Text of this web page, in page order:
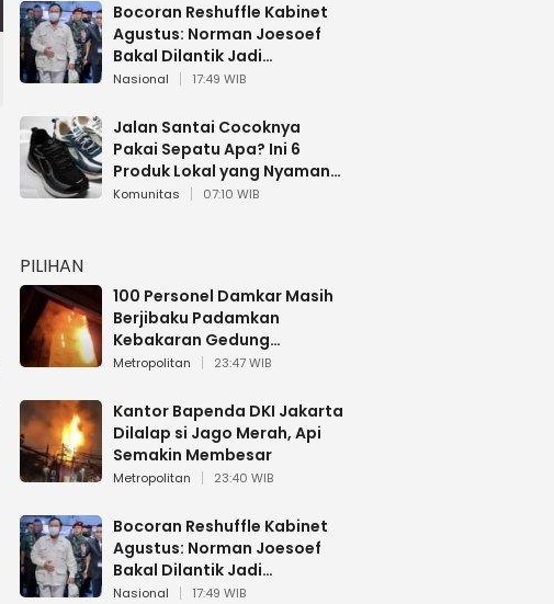
Bocoran Reshuffle Kabinet
Agustus: Norman Joesoef
Bakal Dilantik Jadi
Wamenhan RI
Nasional 17:49 WIB
Jalan Santai Cocoknya
Pakai Sepatu Apa? Ini 6
Produk Lokal yang Nyaman
Buat 17 Agustusan
Komunitas 07:10 WIB
PILIHAN
100 Personel Damkar Masih
Berjibaku Padamkan
Kebakaran Gedung
Bapenda DKI
Metropolitan 23:47 WIB
Kantor Bapenda DKI Jakarta
Dilalap si Jago Merah, Api
Semakin Membesar
Metropolitan 23:40 WIB
Bocoran Reshuffle Kabinet
Agustus: Norman Joesoef
Bakal Dilantik Jadi
Wamenhan RI
Nasional 17:49 WIB